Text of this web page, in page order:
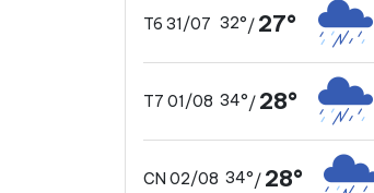
T6 31/07 32°/ 27°
T7 01/08 34°/ 28°
CN 02/08 34°/ 28°